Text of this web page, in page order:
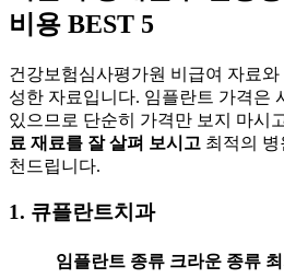
비용 BEST 5
건강보험심사평가원 비급여 자료
성한 자료입니다. 임플란트 가격은
있으므로 단순히 가격만 보지 마시
료 재료를 잘 살펴 보시고 최적의
천드립니다.
1. 큐플란트치과
임플란트 종류 크라운 종류